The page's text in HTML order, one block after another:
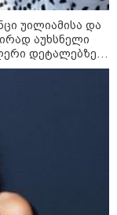
- როგორც კი
გასვლა
რეგიონებზე
ცენტრი,
ფუნქცია
- მათი
რომ
სიტყვებს
ვაპირებ
მხოლოდ
აღვადგინო
უილიამისა და
აუხსნელი
დეტალებზე